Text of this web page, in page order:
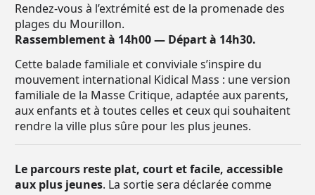
Rendez-vous à l’extrémité est de la promenade des
plages du Mourillon.
Rassemblement à 14h00 — Départ à 14h30.
Cette balade familiale et conviviale s’inspire du
mouvement international Kidical Mass : une version
familiale de la Masse Critique, adaptée aux parents,
aux enfants et à toutes celles et ceux qui souhaitent
rendre la ville plus sûre pour les plus jeunes.
Le parcours reste plat, court et facile, accessible
aux plus jeunes. La sortie sera déclarée comme